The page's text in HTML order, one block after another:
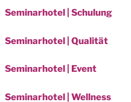
Seminarhotel | Schulung
Seminarhotel | Qualität
Seminarhotel | Event
Seminarhotel | Wellness